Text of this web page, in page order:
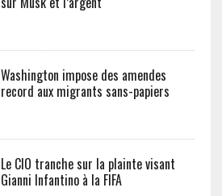
Washington impose des amendes
record aux migrants sans-papiers
Le CIO tranche sur la plainte visant
Gianni Infantino à la FIFA